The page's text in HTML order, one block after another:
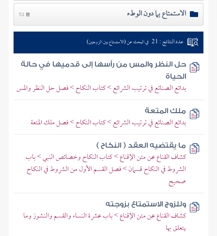
الاستمتاع بما دون الوطء 51
عدد النتائج : 21 في البحث عن (الاستمتاع بين الزوجين)
حل النظر والمس من رأسها إلى قدميها في حالة
الحياة
بدائع الصنائع في ترتيب الشرائع > كتاب النكاح > فصل حل النظر والمس
ملك المتعة
بدائع الصنائع في ترتيب الشرائع > كتاب النكاح > فصل ملك المتعة
ما يقتضيه العقد ( النكاح )
كشاف القناع عن متن الإقناع > كتاب النكاح وخصائص النبي > باب
الشروط في النكاح قسمان > فصل القسم الأول من الشروط في النكاح
صحيح
وللزوج الاستمتاع بزوجته
كشاف القناع عن متن الإقناع > باب عشرة النساء والقسم والنشوز وما
يتعلق بها